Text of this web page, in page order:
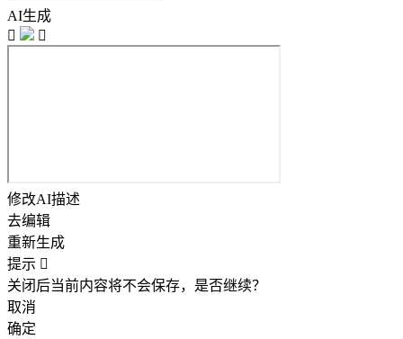
AI生成


修改AI描述
去编辑
重新生成
提示 
关闭后当前内容将不会保存，是否继续？
取消
确定